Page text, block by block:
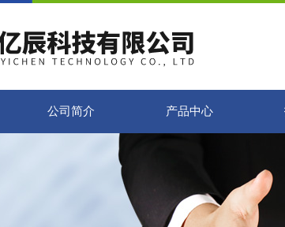
公司简介 产品中心